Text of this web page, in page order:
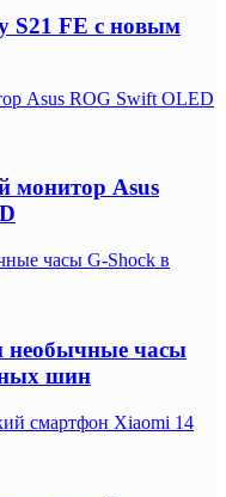
S21 FE с новым
Asus ROG Swift OLED
монитор Asus
часы G-Shock в
необычные часы
шин
смартфон Xiaomi 14